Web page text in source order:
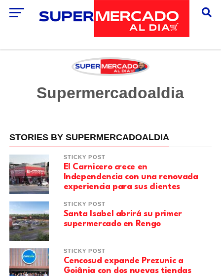
Supermercadoaldia
STORIES BY SUPERMERCADOALDIA
STICKY POST
El Carnicero crece en
Independencia con una renovada
experiencia para sus clientes
STICKY POST
Santa Isabel abrirá su primer
supermercado en Rengo
STICKY POST
Cencosud expande Prezunic a
Goiânia con dos nuevas tiendas